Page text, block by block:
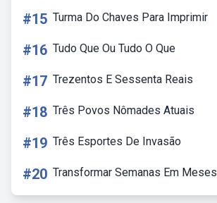
#15 Turma Do Chaves Para Imprimir
#16 Tudo Que Ou Tudo O Que
#17 Trezentos E Sessenta Reais
#18 Três Povos Nômades Atuais
#19 Três Esportes De Invasão
#20 Transformar Semanas Em Meses